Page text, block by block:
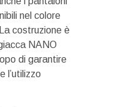
nel colore
costruzione è
NANO
di garantire
l’utilizzo